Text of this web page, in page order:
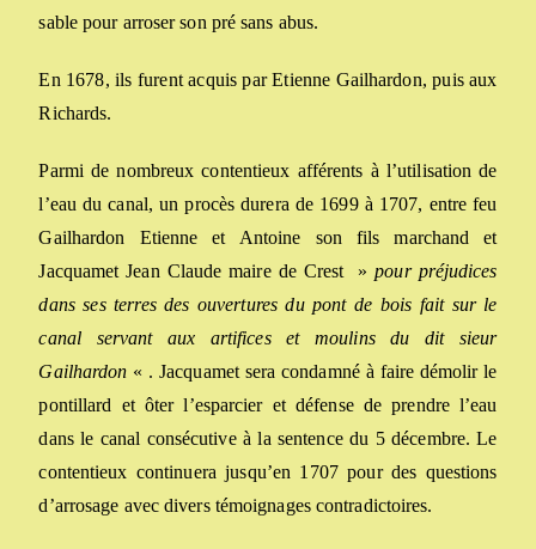
sable pour arroser son pré sans abus.
En 1678, ils furent acquis par Etienne Gailhardon, puis aux
Richards.
Parmi de nombreux contentieux afférents à l’utilisation de
l’eau du canal, un procès durera de 1699 à 1707, entre feu
Gailhardon Etienne et Antoine son fils marchand et
Jacquamet Jean Claude maire de Crest »pour préjudices
dans ses terres des ouvertures du pont de bois fait sur le
canal servant aux artifices et moulins du dit sieur
Gailhardon « . Jacquamet sera condamné à faire démolir le
pontillard et ôter l’esparcier et défense de prendre l’eau
dans le canal consécutive à la sentence du 5 décembre. Le
contentieux continuera jusqu’en 1707 pour des questions
d’arrosage avec divers témoignages contradictoires.